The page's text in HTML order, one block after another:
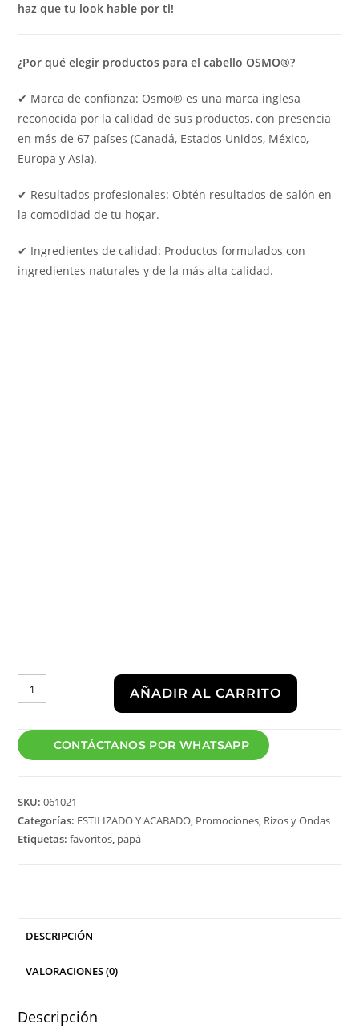
haz que tu look hable por ti!
¿Por qué elegir productos para el cabello OSMO®?
✔ Marca de confianza: Osmo® es una marca inglesa
reconocida por la calidad de sus productos, con presencia
en más de 67 países (Canadá, Estados Unidos, México,
Europa y Asia).
✔ Resultados profesionales: Obtén resultados de salón en
la comodidad de tu hogar.
✔ Ingredientes de calidad: Productos formulados con
ingredientes naturales y de la más alta calidad.
AÑADIR AL CARRITO
CONTÁCTANOS POR WHATSAPP
SKU:061021
Categorías: ESTILIZADO Y ACABADO, Promociones, Rizos y Ondas
Etiquetas:favoritos, papá
DESCRIPCIÓN
VALORACIONES (0)
Descripción